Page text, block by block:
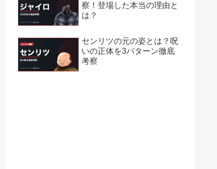
察！登場した本当の理由と
は？
センリツの元の姿とは？呪
いの正体を3パターン徹底
考察